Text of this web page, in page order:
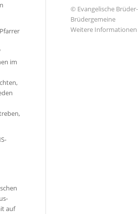
im
auf
© Evangelische
Brüdergemeine
Weitere